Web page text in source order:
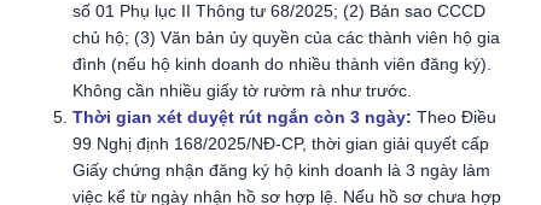
số 01 Phụ lục II Thông tư 68/2025; (2) Bản sao CCCD
chủ hộ; (3) Văn bản ủy quyền của các thành viên hộ gia
đình (nếu hộ kinh doanh do nhiều thành viên đăng ký).
Không cần nhiều giấy tờ rườm rà như trước.
Thời gian xét duyệt rút ngắn còn 3 ngày: Theo Điều
99 Nghị định 168/2025/NĐ-CP, thời gian giải quyết cấp
Giấy chứng nhận đăng ký hộ kinh doanh là 3 ngày làm
việc kể từ ngày nhận hồ sơ hợp lệ. Nếu hồ sơ chưa hợp